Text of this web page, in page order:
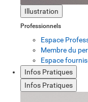
Illustration
Professionnels
Espace
Membre du
Espace
Infos Pratiques
Infos Pratiques